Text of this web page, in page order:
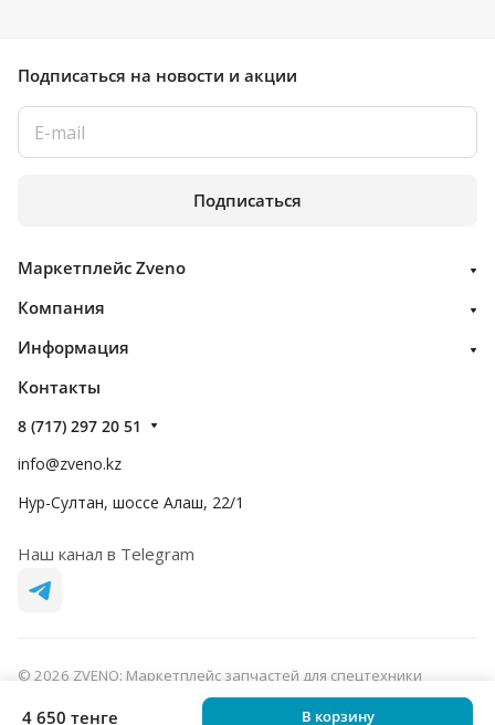
4 650 тенге В корзину
Подписаться на новости и акции
Подписаться
Маркетплейс Zveno
Компания
Информация
Контакты
8 (717) 297 20 51
info@zveno.kz
Нур-Султан, шоссе Алаш, 22/1
Наш канал в Telegram
© 2026 ZVENO: Маркетплейс запчастей для спецтехники
Конфиденциальность